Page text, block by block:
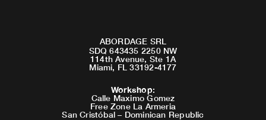
ABORDAGE SRL
SDQ 643435 2250 NW
114th Avenue, Ste 1A
Miami, FL 33192-4177
Workshop:
Calle Maximo Gomez
Free Zone La Armeria
San Cristóbal – Dominican Republic